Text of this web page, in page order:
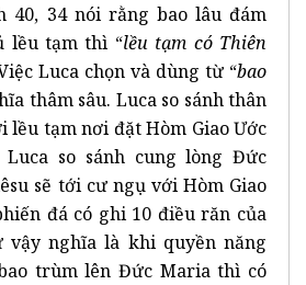
40, 34 nói rằng bao lâu đám
lều tạm thì “lều tạm có Thiên
Luca chọn và dùng từ “bao
thâm sâu. Luca so sánh thân
tạm nơi đặt Hòm Giao Ước
Luca so sánh cung lòng Đức
sẽ tới cư ngụ với Hòm Giao
đá có ghi 10 điều răn của
vậy nghĩa là khi quyền năng
trùm lên Đức Maria thì có